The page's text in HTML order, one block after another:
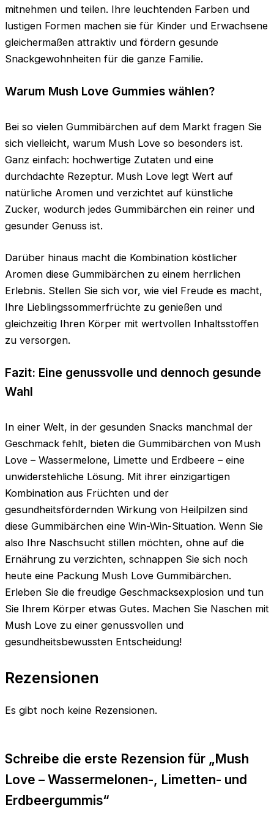
mitnehmen und teilen. Ihre leuchtenden Farben und
lustigen Formen machen sie für Kinder und Erwachsene
gleichermaßen attraktiv und fördern gesunde
Snackgewohnheiten für die ganze Familie.
Warum Mush Love Gummies wählen?
Bei so vielen Gummibärchen auf dem Markt fragen Sie
sich vielleicht, warum Mush Love so besonders ist.
Ganz einfach: hochwertige Zutaten und eine
durchdachte Rezeptur. Mush Love legt Wert auf
natürliche Aromen und verzichtet auf künstliche
Zucker, wodurch jedes Gummibärchen ein reiner und
gesunder Genuss ist.
Darüber hinaus macht die Kombination köstlicher
Aromen diese Gummibärchen zu einem herrlichen
Erlebnis. Stellen Sie sich vor, wie viel Freude es macht,
Ihre Lieblingssommerfrüchte zu genießen und
gleichzeitig Ihren Körper mit wertvollen Inhaltsstoffen
zu versorgen.
Fazit: Eine genussvolle und dennoch gesunde
Wahl
In einer Welt, in der gesunden Snacks manchmal der
Geschmack fehlt, bieten die Gummibärchen von Mush
Love – Wassermelone, Limette und Erdbeere – eine
unwiderstehliche Lösung. Mit ihrer einzigartigen
Kombination aus Früchten und der
gesundheitsfördernden Wirkung von Heilpilzen sind
diese Gummibärchen eine Win-Win-Situation. Wenn Sie
also Ihre Naschsucht stillen möchten, ohne auf die
Ernährung zu verzichten, schnappen Sie sich noch
heute eine Packung Mush Love Gummibärchen.
Erleben Sie die freudige Geschmacksexplosion und tun
Sie Ihrem Körper etwas Gutes. Machen Sie Naschen mit
Mush Love zu einer genussvollen und
gesundheitsbewussten Entscheidung!
Rezensionen
Es gibt noch keine Rezensionen.
Schreibe die erste Rezension für „Mush
Love – Wassermelonen-, Limetten- und
Erdbeergummis“